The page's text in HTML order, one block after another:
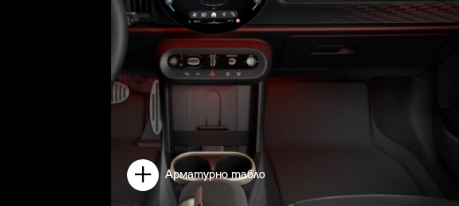
Арматурно табло